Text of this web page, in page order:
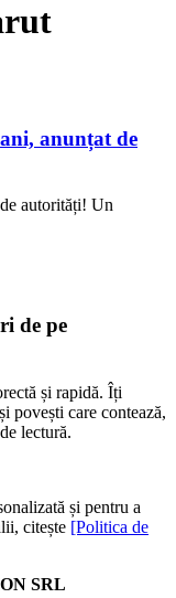
anunțat de
autorități! Un
de pe
și rapidă. Îți
povești care contează,
lectură.
și pentru a
citește [Politica de
SRL